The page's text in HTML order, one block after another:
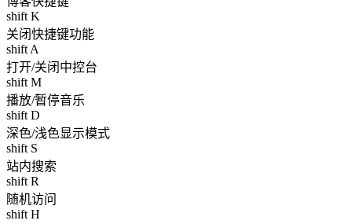
shift K
关闭快捷键功能
shift A
打开/关闭中控台
shift M
播放/暂停音乐
shift D
深色/浅色显示模式
shift S
站内搜索
shift R
随机访问
shift H